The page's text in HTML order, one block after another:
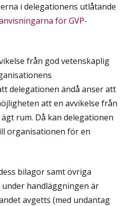
i delegationens utlåtande
för GVP-
från god vetenskaplig
delegationen ändå anser att
att en avvikelse från
rum. Då kan delegationen
organisationen för en
bilagor samt övriga
handläggningen är
avgetts (med undantag